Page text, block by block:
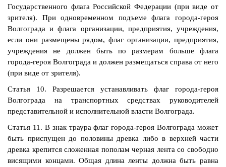
Государственного флага Российской Федерации (при виде от
зрителя). При одновременном подъеме флага города-героя
Волгограда и флага организации, предприятия, учреждения,
если они размещены рядом, флаг организации, предприятия,
учреждения не должен быть по размерам больше флага
города-героя Волгограда и должен размещаться справа от него
(при виде от зрителя).
Статья 10. Разрешается устанавливать флаг города-героя
Волгограда на транспортных средствах руководителей
представительной и исполнительной власти Волгограда.
Статья 11. В знак траура флаг города-героя Волгограда может
быть приспущен до половины древка либо в верхней части
древка крепится сложенная пополам черная лента со свободно
висящими концами. Общая длина ленты должна быть равна